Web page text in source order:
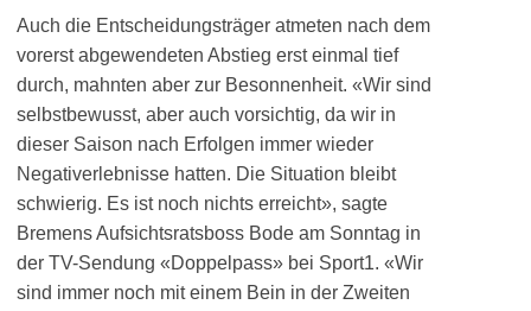
Auch die Entscheidungsträger atmeten nach dem
vorerst abgewendeten Abstieg erst einmal tief
durch, mahnten aber zur Besonnenheit. «Wir sind
selbstbewusst, aber auch vorsichtig, da wir in
dieser Saison nach Erfolgen immer wieder
Negativerlebnisse hatten. Die Situation bleibt
schwierig. Es ist noch nichts erreicht», sagte
Bremens Aufsichtsratsboss Bode am Sonntag in
der TV-Sendung «Doppelpass» bei Sport1. «Wir
sind immer noch mit einem Bein in der Zweiten